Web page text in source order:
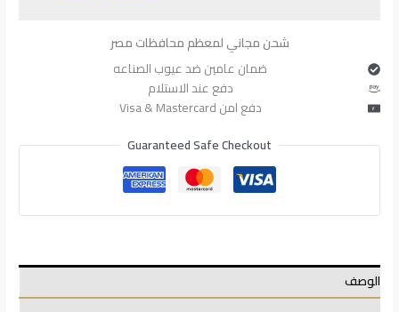
شحن مجاني لمعظم محافظات مصر
ضمان عامين ضد عيوب الصناعه
دفع عند الاستلام
دفع امن Visa & Mastercard
Guaranteed Safe Checkout
الوصف